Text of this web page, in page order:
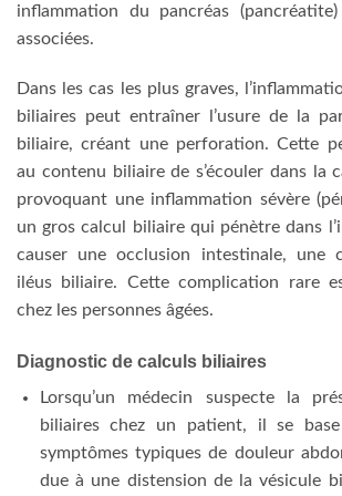
inflammation du pancréas
associées.
Dans les cas les plus graves,
biliaires peut entraîner l’usure de la
biliaire, créant une perforation. Cette
au contenu biliaire de s’écouler dans la
provoquant une inflammation sévère
un gros calcul biliaire qui pénètre dans
causer une occlusion intestinale, une
iléus biliaire. Cette complication rare
chez les personnes âgées.
Diagnostic de calculs biliaires
Lorsqu’un médecin suspecte la
biliaires chez un patient, il se
symptômes typiques de douleur
due à une distension de la vésicule